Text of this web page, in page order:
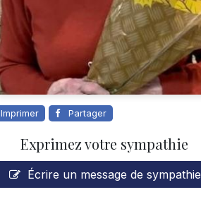
Imprimer Partager
Exprimez votre sympathie
Écrire un message de sympathie